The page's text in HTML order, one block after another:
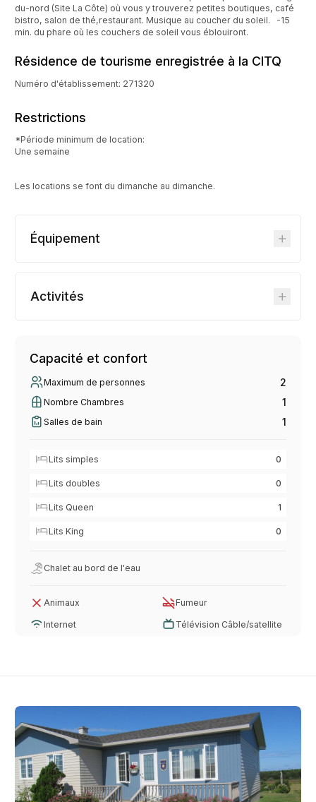
du-nord (Site La Côte) où vous y trouverez petites boutiques, café
bistro, salon de thé,restaurant. Musique au coucher du soleil. -15
min. du phare où les couchers de soleil vous éblouiront.
Résidence de tourisme enregistrée à la CITQ
Numéro d'établissement: 271320
Restrictions
*Période minimum de location:
Une semaine
Les locations se font du dimanche au dimanche.
Équipement
Activités
Capacité et confort
Maximum de personnes 2
Nombre Chambres 1
Salles de bain 1
Lits simples 0
Lits doubles 0
Lits Queen 1
Lits King 0
Chalet au bord de l'eau
Animaux Fumeur
Internet Télévision Câble/satellite